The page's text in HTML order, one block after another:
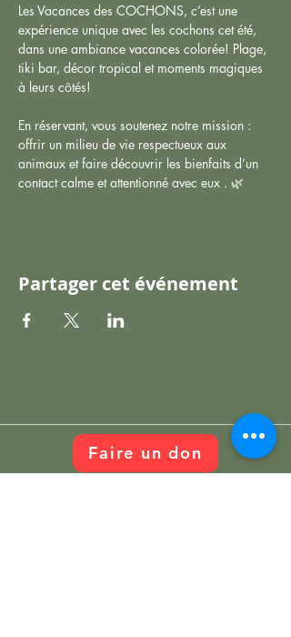
Les Vacances des COCHONS, c’est une
expérience unique avec les cochons cet été,
dans une ambiance vacances colorée! Plage,
tiki bar, décor tropical et moments magiques
à leurs côtés!
En réservant, vous soutenez notre mission :
offrir un milieu de vie respectueux aux
animaux et faire découvrir les bienfaits d’un
contact calme et attentionné avec eux . 🌿
Partager cet événement
Faire un don